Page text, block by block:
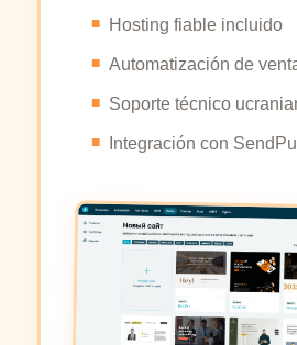
Hosting fiable incluido
Automatización de
Soporte técnico
Integración con